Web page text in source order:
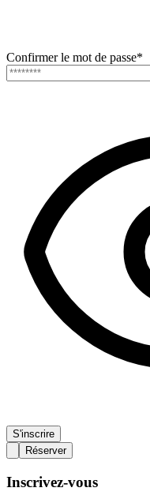
Confirmer le mot de passe*
S'inscrire
Réserver
Inscrivez-vous